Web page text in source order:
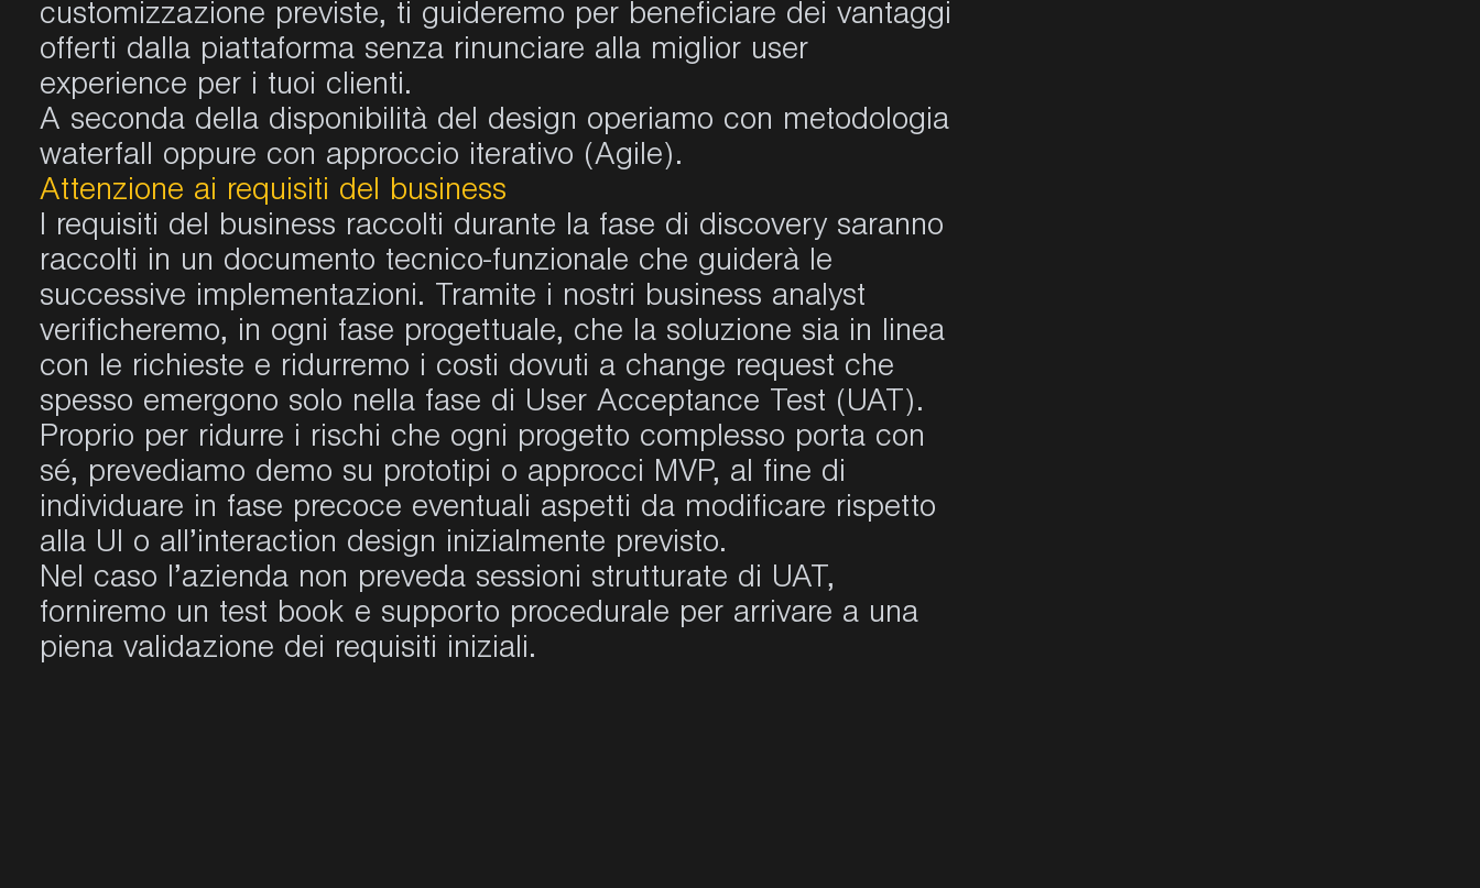
customizzazione previste, ti guideremo per beneficiare dei vantaggi
offerti dalla piattaforma senza rinunciare alla miglior user
experience per i tuoi clienti.
A seconda della disponibilità del design operiamo con metodologia
waterfall oppure con approccio iterativo (Agile).
Attenzione ai requisiti del business
I requisiti del business raccolti durante la fase di discovery saranno
raccolti in un documento tecnico-funzionale che guiderà le
successive implementazioni. Tramite i nostri business analyst
verificheremo, in ogni fase progettuale, che la soluzione sia in linea
con le richieste e ridurremo i costi dovuti a change request che
spesso emergono solo nella fase di User Acceptance Test (UAT).
Proprio per ridurre i rischi che ogni progetto complesso porta con
sé, prevediamo demo su prototipi o approcci MVP, al fine di
individuare in fase precoce eventuali aspetti da modificare rispetto
alla UI o all’interaction design inizialmente previsto.
Nel caso l’azienda non preveda sessioni strutturate di UAT,
forniremo un test book e supporto procedurale per arrivare a una
piena validazione dei requisiti iniziali.